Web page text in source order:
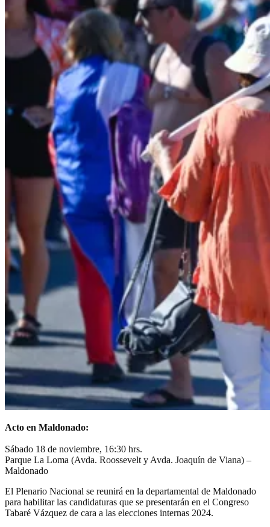
Acto en Maldonado:
Sábado 18 de noviembre, 16:30 hrs.
Parque La Loma (Avda. Roossevelt y Avda. Joaquín de Viana) –
Maldonado
El Plenario Nacional se reunirá en la departamental de Maldonado
para habilitar las candidaturas que se presentarán en el Congreso
Tabaré Vázquez de cara a las elecciones internas 2024.